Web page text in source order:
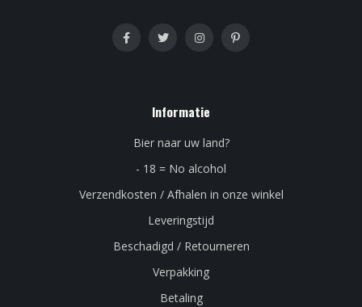
Informatie
Bier naar uw land?
- 18 = No alcohol
Verzendkosten / Afhalen in onze winkel
Leveringstijd
Beschadigd / Retourneren
Verpakking
Betaling